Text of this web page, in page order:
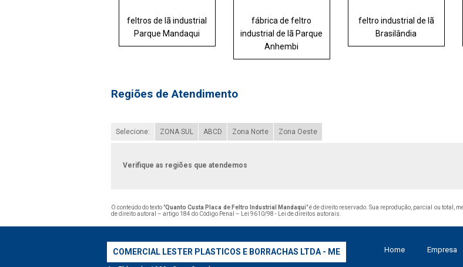
feltros de lã industrial
Parque Mandaqui
fábrica de feltro
industrial de lã Parque
Anhembi
feltro industrial de lã
Brasilândia
Regiões de Atendimento
Selecione: ZONA SUL ABCD Zona Norte Zona Oeste
Verifique as regiões que atendemos
O conteúdo do texto "Quanto Custa Placa de Feltro Industrial Mandaqui" é de direito reservado. Sua reprodução, parcial ou total,
de direito autoral – artigo 184 do Código Penal –
Lei 9610/98 - Lei de direitos autorais
COMERCIAL LESTER PLASTICOS E BORRACHAS LTDA - ME Home Empresa